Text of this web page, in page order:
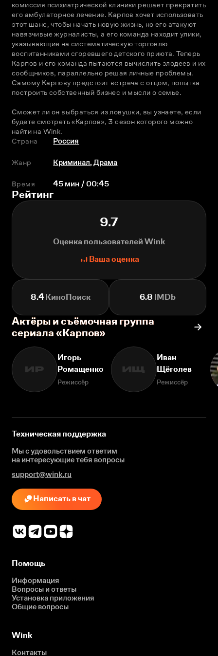
комиссия психиатрической клиники решает прекратить
его амбулаторное лечение. Карпов хочет использовать
этот шанс, чтобы начать новую жизнь, но его атакуют
навязчивые журналисты, а его команда находит улики,
указывающие на систематическую торговлю
воспитанниками сгоревшего детского приюта. Теперь
Карпов и его команда пытаются вычислить злодеев и их
сообщников, параллельно решая личные проблемы.
Самому Карпову предстоит встреча с отцом, попытка
построить собственный бизнес и мысли о семье.
Сможет ли он выбраться из ловушки, вы узнаете, если
будете смотреть «Карпов», 3 сезон которого можно
найти на Wink.
Страна
Россия
Жанр Криминал,Драма
Время 45 мин / 00:45
Рейтинг
9.7
Оценка пользователей Wink
Ваша оценка
8.4КиноПоиск 6.8 IMDb
Актёры и съёмочная группа
сериала «Карпов»
ИР
Игорь
Ромащенко
Режиссёр
ИЩ
Иван
Щёголев
Режиссёр
Техническая поддержка
Мы с удовольствием ответим
на интересующиетебя вопросы
support@wink.ru
Написать в чат
Помощь
Информация
Вопросы и ответы
Установка приложения
Общие вопросы
Wink
Контакты